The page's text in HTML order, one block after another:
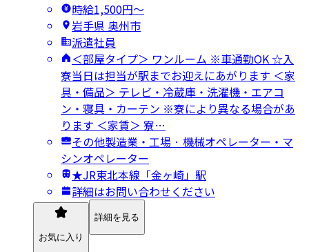
時給1,500円〜
岩手県 奥州市
派遣社員
＜部屋タイプ＞ ワンルーム ※車通勤OK ☆入
寮当日は担当が駅までお迎えにあがります ＜家
具・備品＞ テレビ・冷蔵庫・洗濯機・エアコ
ン・寝具・カーテン ※寮により異なる場合があ
ります ＜家賃＞ 寮…
その他製造業・工場 · 機械オペレーター・マ
シンオペレーター
★JR東北本線「金ヶ崎」駅
詳細はお問い合わせください
お気に入り
詳細を見る